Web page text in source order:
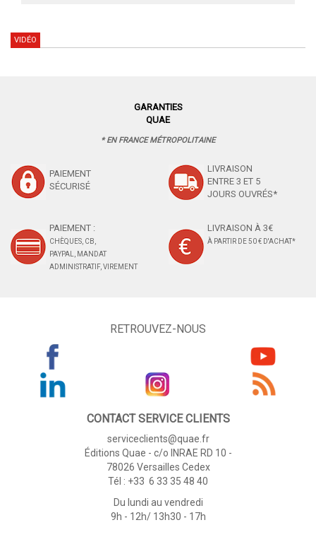
VIDÉO
GARANTIES
QUAE
* EN FRANCE MÉTROPOLITAINE
PAIEMENT
SÉCURISÉ
LIVRAISON
ENTRE 3 ET 5
JOURS OUVRÉS*
PAIEMENT :
CHÈQUES, CB,
PAYPAL, MANDAT
ADMINISTRATIF, VIREMENT
LIVRAISON À 3€
À PARTIR DE 50 € D'ACHAT*
RETROUVEZ-NOUS
CONTACT SERVICE CLIENTS
serviceclients@quae.fr
Éditions Quae - c/o INRAE RD 10 -
78026 Versailles Cedex
Tél : +33 6 33 35 48 40
Du lundi au vendredi
9h - 12h/ 13h30 - 17h